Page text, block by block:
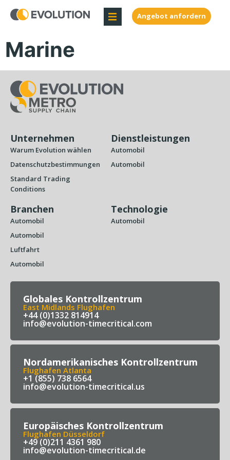
Angebot anfordern
Marine
Unternehmen
Warum Evolution wählen
Datenschutzbestimmungen
Standard Trading
Conditions
Dienstleistungen
Automobil
Automobil
Branchen
Automobil
Automobil
Luftfahrt
Automobil
Technologie
Automobil
Globales Kontrollzentrum
East Midlands Flughafen
+44 (0)1332 814914
info@evolution-timecritical.com
Nordamerikanisches Kontrollzentrum
Flughafen Atlanta
+1 (855) 738 6564
info@evolution-timecritical.us
Europäisches Kontrollzentrum
Flughafen Düsseldorf
+49 (0)211 4361 980
info@evolution-timecritical.de